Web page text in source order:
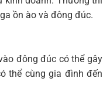
ồn ào và đông đúc.
đông đúc có thể gây
thể cùng gia đình đến